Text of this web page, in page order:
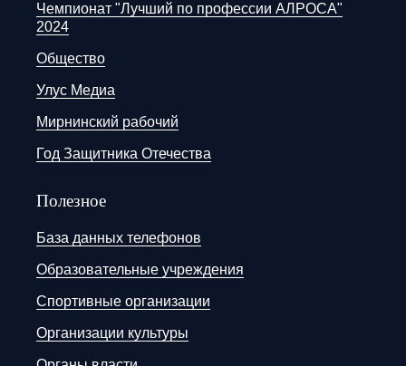
Чемпионат "Лучший по профессии АЛРОСА"
2024
Общество
Улус Медиа
Мирнинский рабочий
Год Защитника Отечества
Полезное
База данных телефонов
Образовательные учреждения
Спортивные организации
Организации культуры